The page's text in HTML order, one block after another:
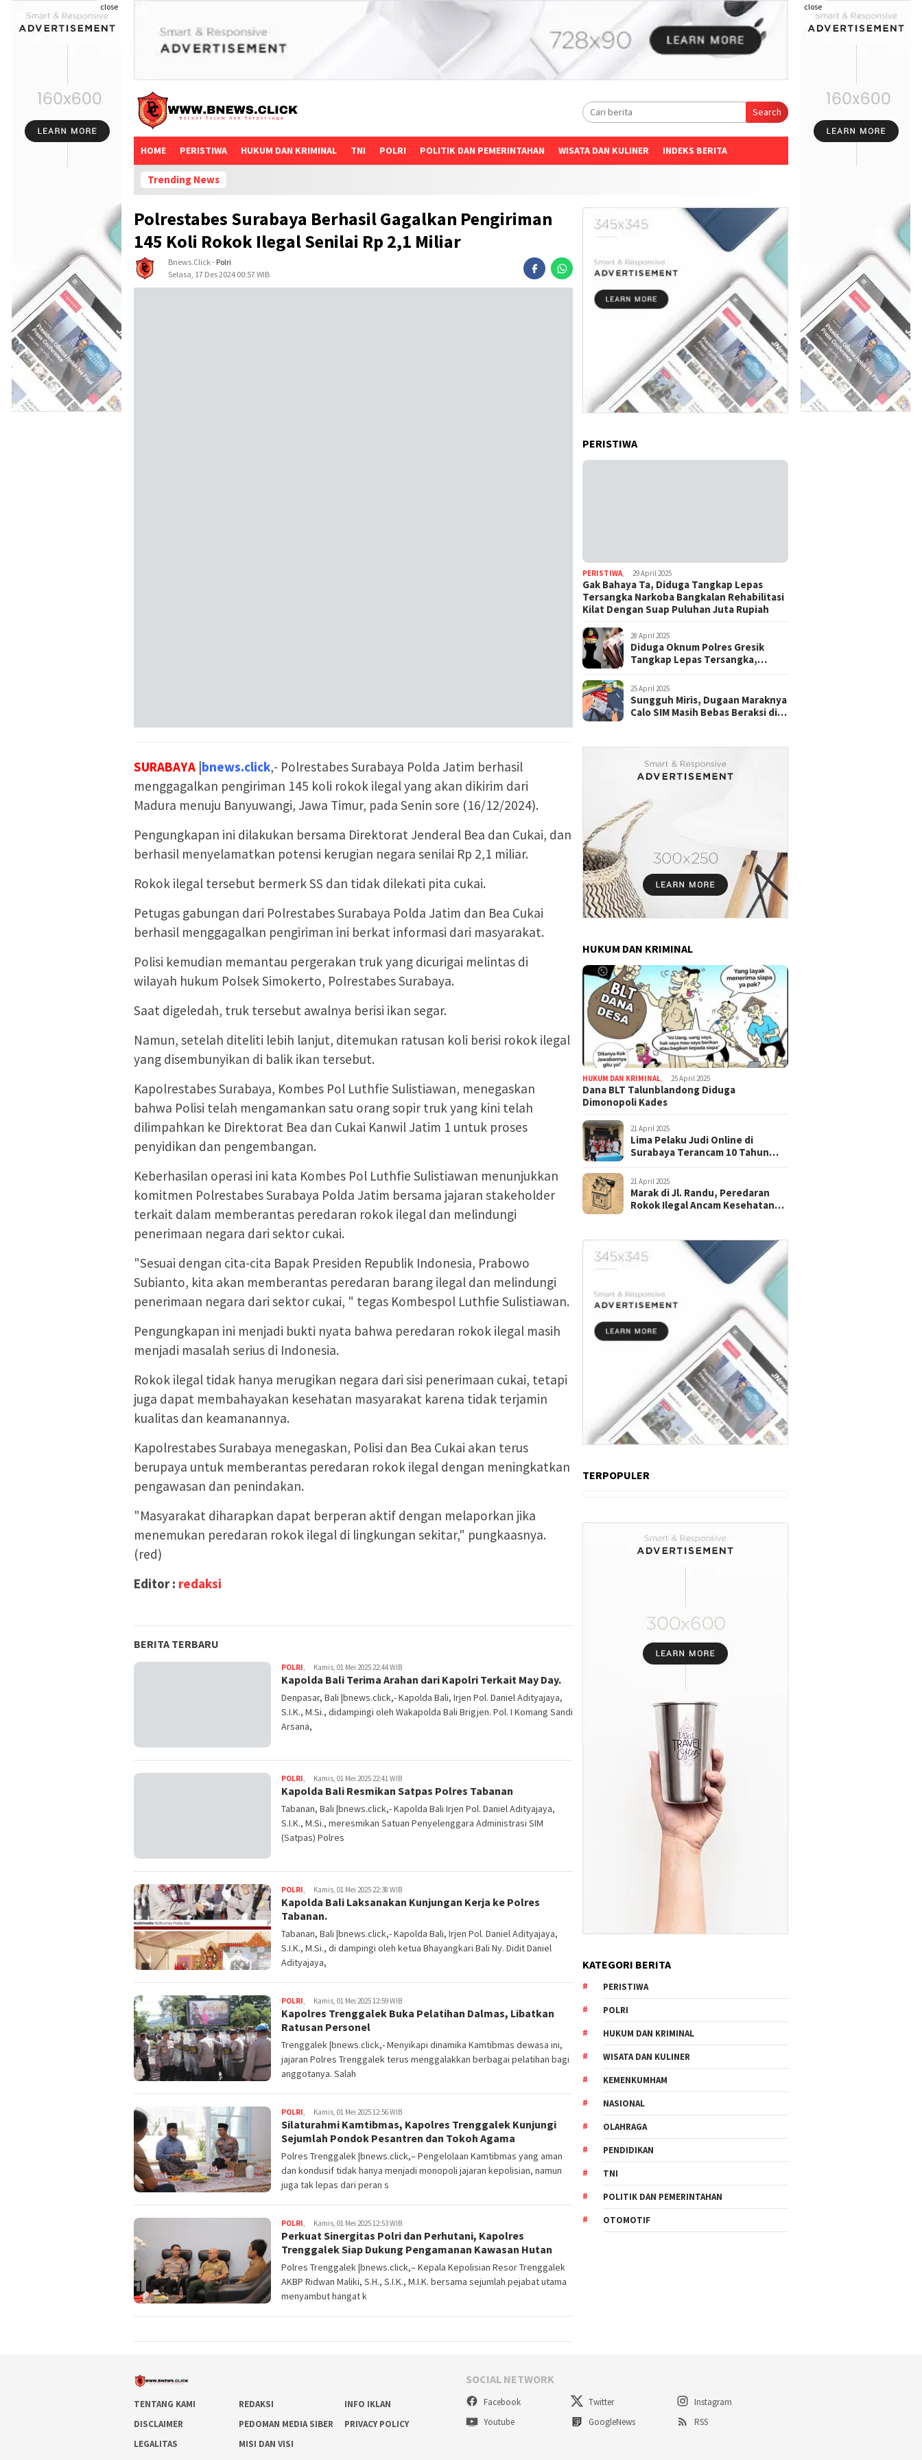
close close
Search
HOME PERISTIWA HUKUM DAN KRIMINAL TNI POLRI POLITIK DAN PEMERINTAHAN WISATA DAN KULINER INDEKS BERITA
Trending News
Polrestabes Surabaya Berhasil Gagalkan Pengiriman
145 Koli Rokok Ilegal Senilai Rp 2,1 Miliar
Bnews.click- Polri
Selasa, 17 Des 2024 00:57 WIB
SURABAYA |bnews.click,- Polrestabes Surabaya Polda Jatim berhasil
menggagalkan pengiriman 145 koli rokok ilegal yang akan dikirim dari
Madura menuju Banyuwangi, Jawa Timur, pada Senin sore (16/12/2024).
Pengungkapan ini dilakukan bersama Direktorat Jenderal Bea dan Cukai, dan
berhasil menyelamatkan potensi kerugian negara senilai Rp 2,1 miliar.
Rokok ilegal tersebut bermerk SS dan tidak dilekati pita cukai.
Petugas gabungan dari Polrestabes Surabaya Polda Jatim dan Bea Cukai
berhasil menggagalkan pengiriman ini berkat informasi dari masyarakat.
Polisi kemudian memantau pergerakan truk yang dicurigai melintas di
wilayah hukum Polsek Simokerto, Polrestabes Surabaya.
Saat digeledah, truk tersebut awalnya berisi ikan segar.
Namun, setelah diteliti lebih lanjut, ditemukan ratusan koli berisi rokok ilegal
yang disembunyikan di balik ikan tersebut.
Kapolrestabes Surabaya, Kombes Pol Luthfie Sulistiawan, menegaskan
bahwa Polisi telah mengamankan satu orang sopir truk yang kini telah
dilimpahkan ke Direktorat Bea dan Cukai Kanwil Jatim 1 untuk proses
penyidikan dan pengembangan.
Keberhasilan operasi ini kata Kombes Pol Luthfie Sulistiawan menunjukkan
komitmen Polrestabes Surabaya Polda Jatim bersama jajaran stakeholder
terkait dalam memberantas peredaran rokok ilegal dan melindungi
penerimaan negara dari sektor cukai.
"Sesuai dengan cita-cita Bapak Presiden Republik Indonesia, Prabowo
Subianto, kita akan memberantas peredaran barang ilegal dan melindungi
penerimaan negara dari sektor cukai, " tegas Kombespol Luthfie Sulistiawan.
Pengungkapan ini menjadi bukti nyata bahwa peredaran rokok ilegal masih
menjadi masalah serius di Indonesia.
Rokok ilegal tidak hanya merugikan negara dari sisi penerimaan cukai, tetapi
juga dapat membahayakan kesehatan masyarakat karena tidak terjamin
kualitas dan keamanannya.
Kapolrestabes Surabaya menegaskan, Polisi dan Bea Cukai akan terus
berupaya untuk memberantas peredaran rokok ilegal dengan meningkatkan
pengawasan dan penindakan.
"Masyarakat diharapkan dapat berperan aktif dengan melaporkan jika
menemukan peredaran rokok ilegal di lingkungan sekitar," pungkaasnya.
(red)
Editor : redaksi
BERITA TERBARU
POLRI, Kamis, 01 Mei 2025 22:44 WIB
Kapolda Bali Terima Arahan dari Kapolri Terkait May Day.
Denpasar, Bali |bnews.click,- Kapolda Bali, Irjen Pol. Daniel Adityajaya,
S.I.K., M.Si., didampingi oleh Wakapolda Bali Brigjen. Pol. I Komang Sandi
Arsana,
POLRI, Kamis, 01 Mei 2025 22:41 WIB
Kapolda Bali Resmikan Satpas Polres Tabanan
Tabanan, Bali |bnews.click,- Kapolda Bali Irjen Pol. Daniel Adityajaya,
S.I.K., M.Si., meresmikan Satuan Penyelenggara Administrasi SIM
(Satpas) Polres
POLRI, Kamis, 01 Mei 2025 22:38 WIB
Kapolda Bali Laksanakan Kunjungan Kerja ke Polres
Tabanan.
Tabanan, Bali |bnews.click,- Kapolda Bali, Irjen Pol. Daniel Adityajaya,
S.I.K., M.Si., di dampingi oleh ketua Bhayangkari Bali Ny. Didit Daniel
Adityajaya,
POLRI, Kamis, 01 Mei 2025 12:59 WIB
Kapolres Trenggalek Buka Pelatihan Dalmas, Libatkan
Ratusan Personel
Trenggalek |bnews.click,- Menyikapi dinamika Kamtibmas dewasa ini,
jajaran Polres Trenggalek terus menggalakkan berbagai pelatihan bagi
anggotanya. Salah
POLRI, Kamis, 01 Mei 2025 12:56 WIB
Silaturahmi Kamtibmas, Kapolres Trenggalek Kunjungi
Sejumlah Pondok Pesantren dan Tokoh Agama
Polres Trenggalek |bnews.click,– Pengelolaan Kamtibmas yang aman
dan kondusif tidak hanya menjadi monopoli jajaran kepolisian, namun
juga tak lepas dari peran s
POLRI, Kamis, 01 Mei 2025 12:53 WIB
Perkuat Sinergitas Polri dan Perhutani, Kapolres
Trenggalek Siap Dukung Pengamanan Kawasan Hutan
Polres Trenggalek |bnews.click,– Kepala Kepolisian Resor Trenggalek
AKBP Ridwan Maliki, S.H., S.I.K., M.I.K. bersama sejumlah pejabat utama
menyambut hangat k
PERISTIWA
PERISTIWA, 29 April 2025
Gak Bahaya Ta, Diduga Tangkap Lepas
Tersangka Narkoba Bangkalan Rehabilitasi
Kilat Dengan Suap Puluhan Juta Rupiah
28 April 2025
Diduga Oknum Polres Gresik
Tangkap Lepas Tersangka,
25 April 2025
Sungguh Miris, Dugaan Maraknya
Calo SIM Masih Bebas Beraksi di
HUKUM DAN KRIMINAL
HUKUM DAN KRIMINAL 25 April 2025
Dana BLT Talunblandong Diduga
Dimonopoli Kades
21 April 2025
Lima Pelaku Judi Online di
Surabaya Terancam 10 Tahun
21 April 2025
Marak di Jl. Randu, Peredaran
Rokok Ilegal Ancam Kesehatan
TERPOPULER
KATEGORI BERITA
PERISTIWA
POLRI
HUKUM DAN KRIMINAL
WISATA DAN KULINER
KEMENKUMHAM
NASIONAL
OLAHRAGA
PENDIDIKAN
TNI
POLITIK DAN PEMERINTAHAN
OTOMOTIF
TENTANG KAMI REDAKSI
INFO IKLAN
DISCLAIMER
PEDOMAN MEDIA SIBER
PRIVACY POLICY
LEGALITAS
MISI DAN VISI
SOCIAL NETWORK
Facebook Twitter
Instagram
Youtube
GoogleNews RSS